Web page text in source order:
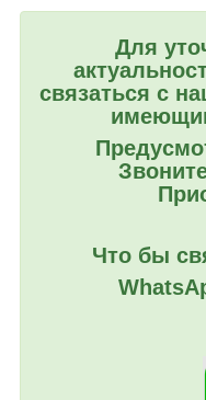
Для
связаться с
Что бы